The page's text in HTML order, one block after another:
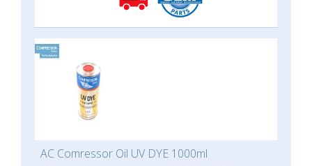
AC Comressor Oil UV DYE 1000ml